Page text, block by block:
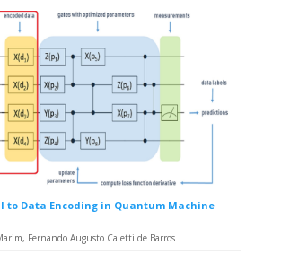
to Data Encoding in Quantum Machine
Fernando Augusto Caletti de Barros